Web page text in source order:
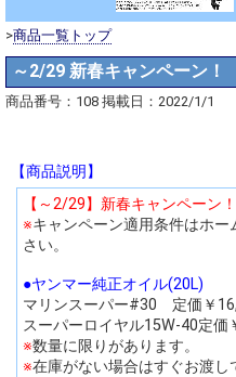
>商品一覧トップ
～2/29 新春キャンペーン！
商品番号：108 掲載日：2022/1/1
【商品説明】
【～2/29】新春キャンペーン！
※キャンペーン適用条件はホ
さい。
●ヤンマー純正オイル(20L)
マリンスーパー#30 定価￥
スーパーロイヤル15W-40定価
※数量に限りがあります。
※在庫がない場合はすぐお渡し